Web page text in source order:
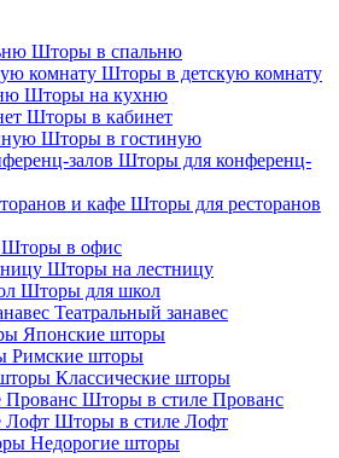
Шторы в спальню
Шторы в детскую комнату
Шторы на кухню
Шторы в кабинет
Шторы в гостиную
Шторы для конференц-
Шторы для ресторанов
Шторы в офис
Шторы на лестницу
Шторы для школ
Театральный занавес
Японские шторы
Римские шторы
Классические шторы
Шторы в стиле Прованс
Шторы в стиле Лофт
Недорогие шторы